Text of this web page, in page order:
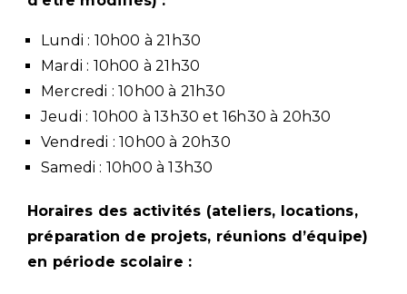
Lundi : 10h00 à 21h30
Mardi : 10h00 à 21h30
Mercredi : 10h00 à 21h30
Jeudi : 10h00 à 13h30 et 16h30 à 20h30
Vendredi : 10h00 à 20h30
Samedi : 10h00 à 13h30
Horaires des activités (ateliers, locations,
préparation de projets, réunions d’équipe)
en période scolaire :